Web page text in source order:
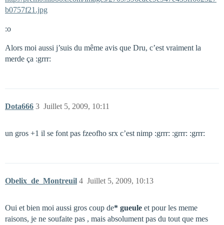
b0757f21.jpg
:o
Alors moi aussi j’suis du même avis que Dru, c’est vraiment la
merde ça :grrr:
Dota666 Juillet 5, 2009, 10:11
3
un gros +1 il se font pas fzeofho srx c’est nimp :grrr: :grrr: :grrr:
Obelix_de_Montreuil Juillet 5, 2009, 10:13
4
Oui et bien moi aussi gros coup de* gueule et pour les meme
raisons, je ne soufaite pas , mais absolument pas du tout que mes